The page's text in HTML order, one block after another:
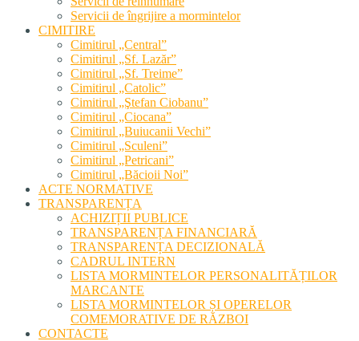
Servicii de îngrijire a mormintelor
CIMITIRE
Cimitirul „Central”
Cimitirul „Sf. Lazăr”
Cimitirul „Sf. Treime”
Cimitirul „Catolic”
Cimitirul „Ştefan Ciobanu”
Cimitirul „Ciocana”
Cimitirul „Buiucanii Vechi”
Cimitirul „Sculeni”
Cimitirul „Petricani”
Cimitirul „Băcioii Noi”
ACTE NORMATIVE
TRANSPARENȚA
ACHIZIȚII PUBLICE
TRANSPARENȚA FINANCIARĂ
TRANSPARENȚA DECIZIONALĂ
CADRUL INTERN
LISTA MORMINTELOR PERSONALITĂȚILOR
MARCANTE
LISTA MORMINTELOR ȘI OPERELOR
COMEMORATIVE DE RĂZBOI
CONTACTE